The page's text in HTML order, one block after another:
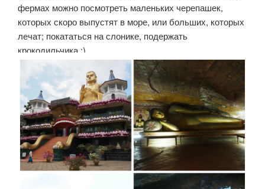
фермах можно посмотреть маленьких черепашек,
которых скоро выпустят в море, или больших, которых
лечат; покататься на слонике, подержать
крокодильчика :).